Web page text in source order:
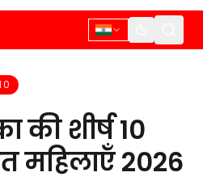
की शीर्ष 10
2026